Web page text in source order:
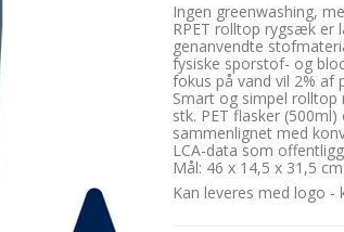
Ingen greenwashing,
RPET rolltop rygsæk er
genanvendte
fysiske sporstof- og
fokus på vand vil 2% af
Smart og simpel
stk. PET flasker
sammenlignet med
LCA-data som
Mål: 46 x 14,5 x 31,5 cm.
Kan leveres med logo